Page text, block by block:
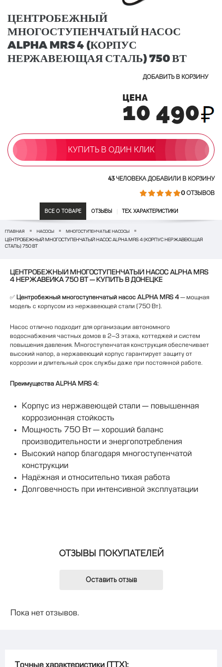
ЦЕНТРОБЕЖНЫЙ
МНОГОСТУПЕНЧАТЫЙ НАСОС
ALPHA MRS 4 (КОРПУС
НЕРЖАВЕЮЩАЯ СТАЛЬ) 750 ВТ
ДОБАВИТЬ В КОРЗИНУ
ЦЕНА
10 490
КУПИТЬ В ОДИН КЛИК
ВСЕ О ТОВАРЕ ОТЗЫВЫ ТЕХ. ХАРАКТЕРИСТИКИ
43ЧЕЛОВЕКА ДОБАВИЛИ В КОРЗИНУ
0ОТЗЫВОВ
ГЛАВНАЯ НАСОСЫ МНОГОСТУПЕНЧАТЫЕ НАСОСЫ
ЦЕНТРОБЕЖНЫЙ МНОГОСТУПЕНЧАТЫЙ НАСОС ALPHA MRS 4 (КОРПУС НЕРЖАВЕЮЩАЯ
СТАЛЬ) 750 ВТ
ЦЕНТРОБЕЖНЫЙ МНОГОСТУПЕНЧАТЫЙ НАСОС ALPHA MRS
4 НЕРЖАВЕЙКА 750 ВТ — КУПИТЬ В ДОНЕЦКЕ
✅ Центробежный многоступенчатый насос ALPHA MRS 4— мощная
модель с корпусом из нержавеющей стали (750 Вт).
Насос отлично подходит для организации автономного
водоснабжения частных домов в 2–3 этажа, коттеджей и систем
повышения давления. Многоступенчатая конструкция обеспечивает
высокий напор, а нержавеющий корпус гарантирует защиту от
коррозии и длительный срок службы даже при постоянной работе.
Преимущества ALPHA MRS 4:
Корпус из нержавеющей стали — повышенная
коррозионная стойкость
Мощность 750 Вт — хороший баланс
производительности и энергопотребления
Высокий напор благодаря многоступенчатой
конструкции
Надёжная и относительно тихая работа
Долговечность при интенсивной эксплуатации
ОТЗЫВЫ ПОКУПАТЕЛЕЙ
Оставить отзыв
Пока нет отзывов.